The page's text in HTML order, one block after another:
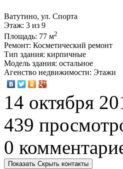
Ватутино, ул. Спорта
Этаж: 3 из 9
Площадь: 77 м2
Ремонт: Косметический ремонт
Тип здания: кирпичные
Модель здания: остальное
Агенство недвижимости: Этажи
14 октября
439
0
Показать Скрыть контакты